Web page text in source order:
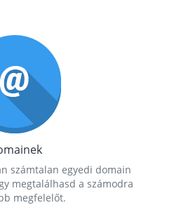
számtalan egyedi domain
megtalálhasd a számodra
megfelelőt.